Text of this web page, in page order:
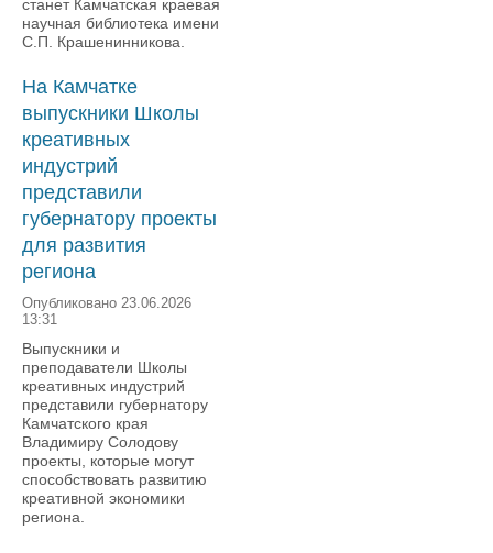
станет Камчатская краевая
научная библиотека имени
С.П. Крашенинникова.
На Камчатке
выпускники Школы
креативных
индустрий
представили
губернатору проекты
для развития
региона
Опубликовано 23.06.2026
13:31
Выпускники и
преподаватели Школы
креативных индустрий
представили губернатору
Камчатского края
Владимиру Солодову
проекты, которые могут
способствовать развитию
креативной экономики
региона.